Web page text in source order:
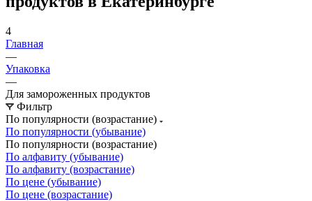
4
Главная
—
Упаковка
—
Для замороженных продуктов
Фильтр
По популярности (возрастание)
По популярности (убывание)
По популярности (возрастание)
По алфавиту (убывание)
По алфавиту (возрастание)
По цене (убывание)
По цене (возрастание)